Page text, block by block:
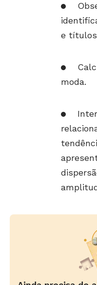
e títulos
moda.